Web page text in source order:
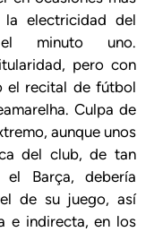
electricidad del
minuto uno.
pero con
el recital de fútbol
Culpa de
aunque unos
del club, de tan
el Barça, debería
de su juego, así
e indirecta, en los